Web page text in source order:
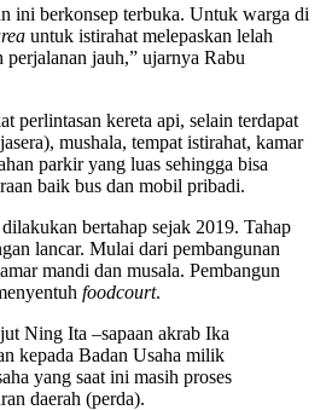
ini berkonsep terbuka. Untuk warga di
untuk istirahat melepaskan lelah
perjalanan jauh,” ujarnya Rabu
perlintasan kereta api, selain terdapat
mushala, tempat istirahat, kamar
parkir yang luas sehingga bisa
baik bus dan mobil pribadi.
bertahap sejak 2019. Tahap
lancar. Mulai dari pembangunan
mandi dan musala. Pembangun
foodcourt.
Ning Ita –sapaan akrab Ika
kepada Badan Usaha milik
yang saat ini masih proses
daerah (perda).